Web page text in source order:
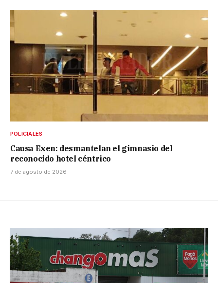
POLICIALES
Causa Exen: desmantelan el gimnasio del
reconocido hotel céntrico
7 de agosto de 2026